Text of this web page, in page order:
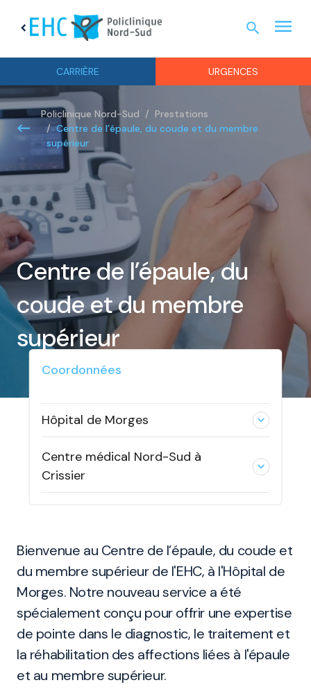
chevron_left
CARRIÈRE URGENCES
search menu
Policlinique Nord-Sud
Prestations
Centre de l’épaule, du coude et du membre
supérieur
Centre de l’épaule, du
coude et du membre
supérieur
Bienvenue au Centre de l’épaule, du coude et
du membre supérieur de l'EHC, à l'Hôpital de
Morges. Notre nouveau service a été
spécialement conçu pour offrir une expertise
de pointe dans le diagnostic, le traitement et
la réhabilitation des affections liées à l'épaule
et au membre supérieur.
Coordonnées
Hôpital de Morges expand_less
Centre médical Nord-Sud à
Crissier
expand_less